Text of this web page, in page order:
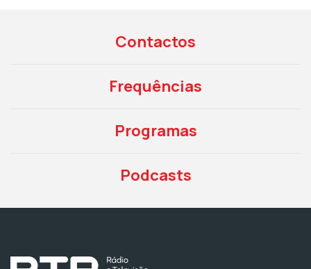
Contactos
Frequências
Programas
Podcasts